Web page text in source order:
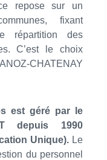
repose sur un
fixant
répartition des
C’est le choix
CHATENAY
est géré par le
depuis 1990
Unique). Le
du personnel